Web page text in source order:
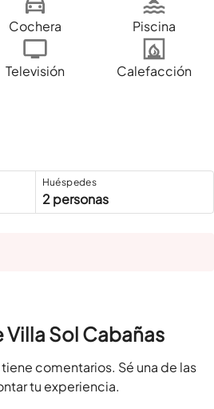
Cochera Piscina
Televisión
Calefacción
Huéspedes
2 personas
Sol Cabañas
comentarios. Sé una de las
tu experiencia.